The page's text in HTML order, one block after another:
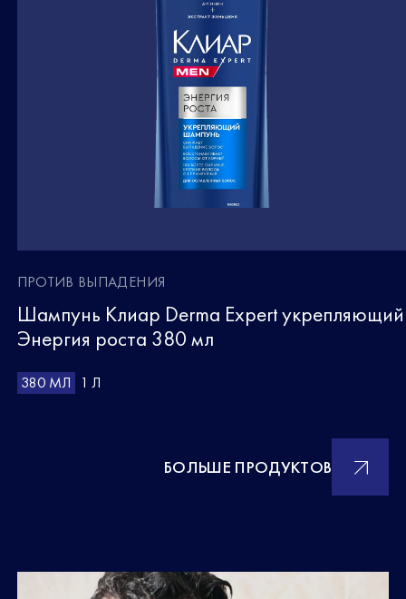
ПРОТИВ ВЫПАДЕНИЯ
Шампунь Клиар Derma Expert укрепляющий
Энергия роста 380 мл
380 МЛ 1 Л
БОЛЬШЕ ПРОДУКТОВ